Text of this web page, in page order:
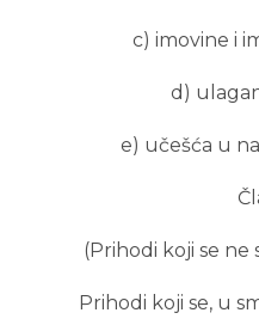
c) imovine i
d)
e) učešća u
(Prihodi koji se
Prihodi koji se, u